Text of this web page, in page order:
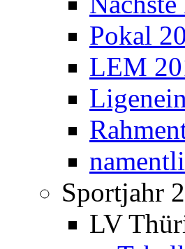
Pokal
LEM
Sportjahr
LV